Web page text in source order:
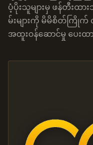
ပံ့ပိုးသူများမှ ဖန်တီး
မ်းများကို မိမိစိတ်ကြိုက်
အထူးဝန်ဆောင်မှု ပေးထ